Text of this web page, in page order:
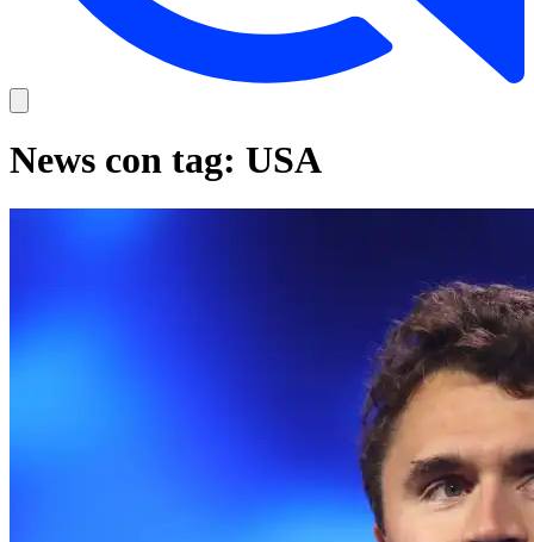
News con tag: USA